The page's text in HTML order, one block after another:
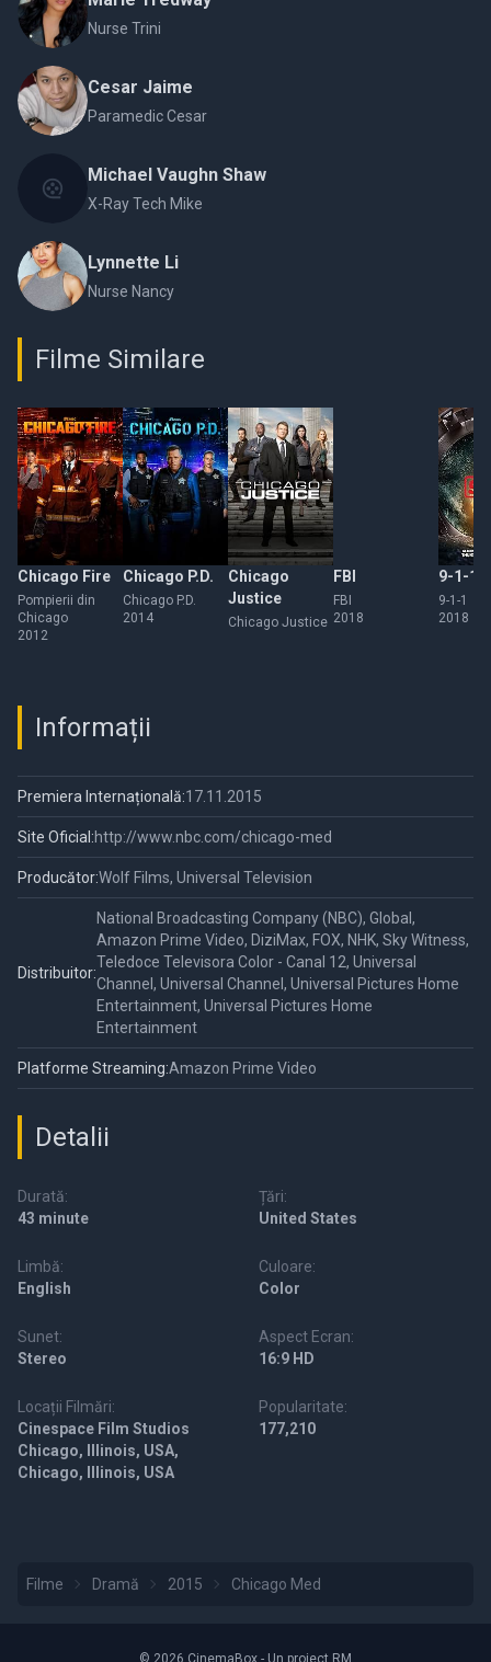
Nurse Trini
Cesar Jaime
Paramedic Cesar
Michael Vaughn Shaw
X-Ray Tech Mike
Lynnette Li
Nurse Nancy
Filme Similare
Chicago Fire
Pompierii din
Chicago
2012
Chicago P.D.
Chicago P.D.
2014
Chicago
Justice
Chicago Justice
FBI
FBI
2018
9-1-1
9-1-1
2018
Informații
Premiera Internațională:17.11.2015
Site Oficial:http://www.nbc.com/chicago-med
Producător:Wolf Films, Universal Television
Distribuitor:
National Broadcasting Company (NBC), Global,
Amazon Prime Video, DiziMax, FOX, NHK, Sky Witness,
Teledoce Televisora Color - Canal 12, Universal
Channel, Universal Channel, Universal Pictures Home
Entertainment, Universal Pictures Home
Entertainment
Platforme Streaming:Amazon Prime Video
Detalii
Durată:
43 minute
Țări:
United States
Limbă:
English
Culoare:
Color
Sunet:
Stereo
Aspect Ecran:
16:9 HD
Locații Filmări:
Cinespace Film Studios
Chicago, Illinois, USA,
Chicago, Illinois, USA
Popularitate:
177,210
Filme Dramă 2015 Chicago Med